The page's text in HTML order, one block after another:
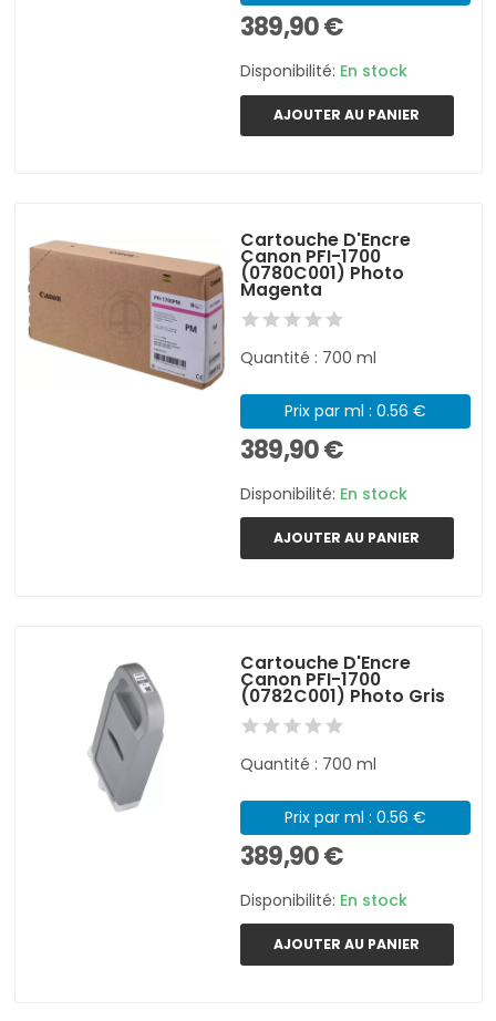
389,90 €
Disponibilité: En stock
AJOUTER AU PANIER
Cartouche D'Encre
Canon PFI-1700
(0780C001) Photo
Magenta
Quantité : 700 ml
Prix par ml : 0.56 €
389,90 €
Disponibilité: En stock
AJOUTER AU PANIER
Cartouche D'Encre
Canon PFI-1700
(0782C001) Photo Gris
Quantité : 700 ml
Prix par ml : 0.56 €
389,90 €
Disponibilité: En stock
AJOUTER AU PANIER